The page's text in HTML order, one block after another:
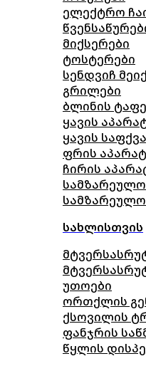
ელექტრო
მიქსერები
ტოსტერები
სენდვიჩ
გრილები
ბლინის
ყავის
ყავის
ფრის
ჩირის
სახლისთვის
უთოები
ორთქლის
ქსოვილის
ფანჯრის
წყლის